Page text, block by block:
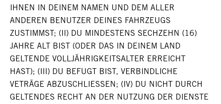
IHNEN IN DEINEM NAMEN UND DEM ALLER
ANDEREN BENUTZER DEINES FAHRZEUGS
ZUSTIMMST; (II) DU MINDESTENS SECHZEHN (16)
JAHRE ALT BIST (ODER DAS IN DEINEM LAND
GELTENDE VOLLJÄHRIGKEITSALTER ERREICHT
HAST); (III) DU BEFUGT BIST, VERBINDLICHE
VETRÄGE ABZUSCHLIESSEN; (IV) DU NICHT DURCH
GELTENDES RECHT AN DER NUTZUNG DER DIENSTE